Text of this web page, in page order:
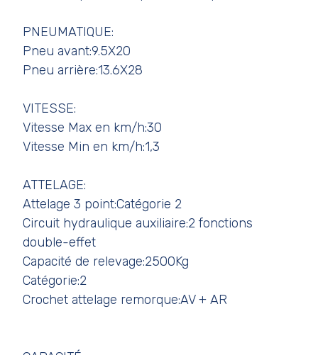
PNEUMATIQUE:
Pneu avant:9.5X20
Pneu arrière:13.6X28
VITESSE:
Vitesse Max en km/h:30
Vitesse Min en km/h:1,3
ATTELAGE:
Attelage 3 point:Catégorie 2
Circuit hydraulique auxiliaire:2 fonctions
double-effet
Capacité de relevage:2500Kg
Catégorie:2
Crochet attelage remorque:AV + AR